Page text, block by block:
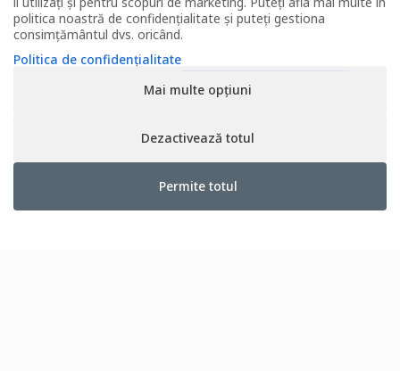
Accesorii
Cadouri
Delicatese
Oferta săptămânii
INFORMAȚII UTILE
Politica de utilizare cookies
politica noastră de confidențialitate și puteți gestiona
consimțământul dvs. oricând.
Politica de confidențialitate
Mai multe opțiuni
Dezactivează totul
Permite totul